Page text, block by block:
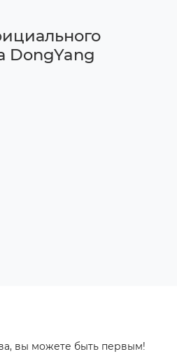
DongYang
вы можете быть первым!